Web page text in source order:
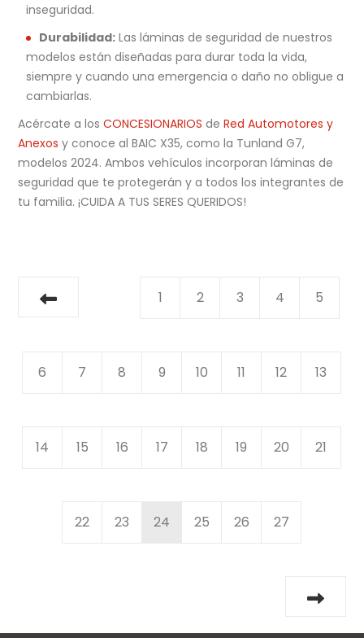
inseguridad.
Durabilidad: Las láminas de seguridad de nuestros
modelos están diseñadas para durar toda la vida,
siempre y cuando una emergencia o daño no obligue a
cambiarlas.
Acércate a losCONCESIONARIOS deRed Automotores y
Anexos y conoce al BAIC X35, como la Tunland G7,
modelos 2024. Ambos vehículos incorporan láminas de
seguridad que te protegerán y a todos los integrantes de
tu familia. ¡CUIDA A TUS SERES QUERIDOS!
1 2 3 4 5
6 7 8 9 10 11 12 13
14 15 16 17 18 19 20 21
22 23 24 25 26 27